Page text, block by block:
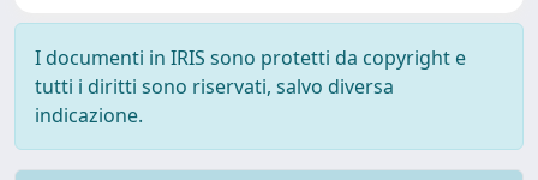
I documenti in IRIS sono protetti da copyright e
tutti i diritti sono riservati, salvo diversa
indicazione.